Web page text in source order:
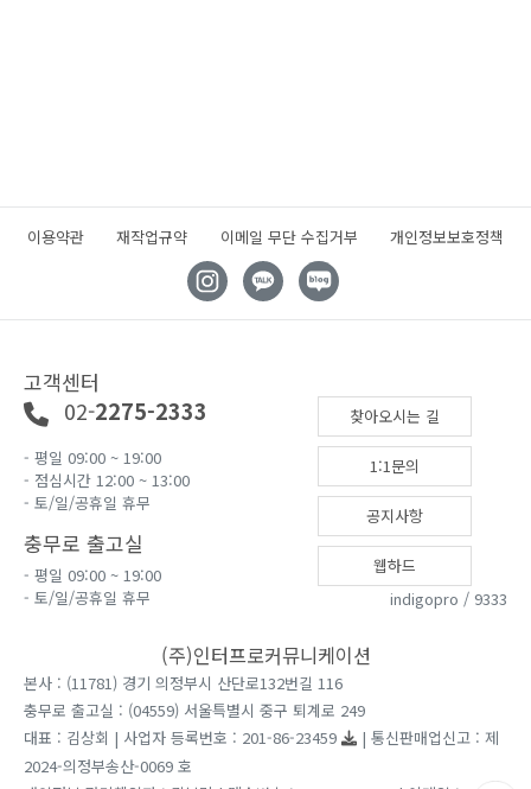
이용약관 재작업규약 이메일 무단 수집거부 개인정보보호정책
고객센터
02-2275-2333
- 평일 09:00 ~ 19:00
- 점심시간 12:00 ~ 13:00
- 토/일/공휴일 휴무
충무로 출고실
- 평일 09:00 ~ 19:00
- 토/일/공휴일 휴무
찾아오시는 길
1:1문의
공지사항
웹하드
indigopro / 9333
(주)인터프로커뮤니케이션
본사 : (11781) 경기 의정부시 산단로132번길 116
충무로 출고실 : (04559) 서울특별시 중구 퇴계로 249
대표 : 김상회 | 사업자 등록번호 : 201-86-23459
| 통신판매업신고 : 제
2024-의정부송산-0069 호